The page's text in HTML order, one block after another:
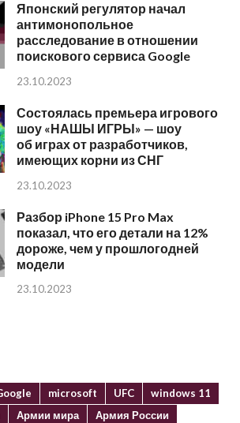
Японский регулятор начал
антимонопольное
расследование в отношении
поискового сервиса Google
23.10.2023
Состоялась премьера игрового
шоу «НАШЫ ИГРЫ» — шоу
об играх от разработчиков,
имеющих корни из СНГ
23.10.2023
Разбор iPhone 15 Pro Max
показал, что его детали на 12%
дороже, чем у прошлогодней
модели
23.10.2023
microsoft UFC
windows 11
Армии мира
Армия России